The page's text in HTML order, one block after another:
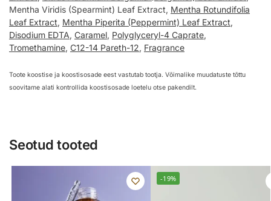
Mentha Viridis (Spearmint) Leaf Extract, Mentha Rotundifolia
Leaf Extract, Mentha Piperita (Peppermint) Leaf Extract,
Disodium EDTA, Caramel, Polyglyceryl-4 Caprate,
Tromethamine, C12-14 Pareth-12, Fragrance
Toote koostise ja koostisosade eest vastutab tootja. Võimalike muudatuste tõttu
soovitame alati kontrollida koostisosade loetelu otse pakendilt.
Seotud tooted
-19%